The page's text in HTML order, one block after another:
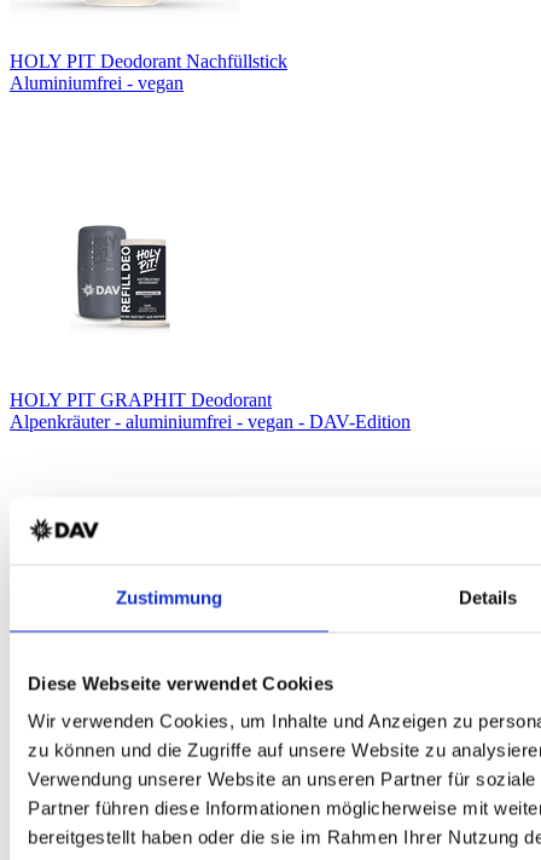
Zustimmung Details
Diese Webseite verwendet Cookies
Wir verwenden Cookies, um Inhalte und Anzeigen zu
zu können und die Zugriffe auf unsere Website zu
Verwendung unserer Website an unseren Partner für
Partner führen diese Informationen möglicherweise mit
bereitgestellt haben oder die sie im Rahmen Ihrer Nutzung
HOLY PIT Deodorant Nachfüllstick
Aluminiumfrei - vegan
HOLY PIT GRAPHIT Deodorant
Alpenkräuter - aluminiumfrei - vegan - DAV-Edition
DAV Rucksackseife Set
Naturseife Körper und Haar - biologisch abbaubar - plastikfrei
Service